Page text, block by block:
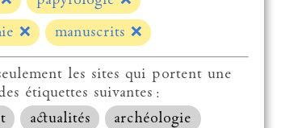
❌ manuscrits ❌
les sites qui portent une
étiquettes suivantes :
actualités
archéologie